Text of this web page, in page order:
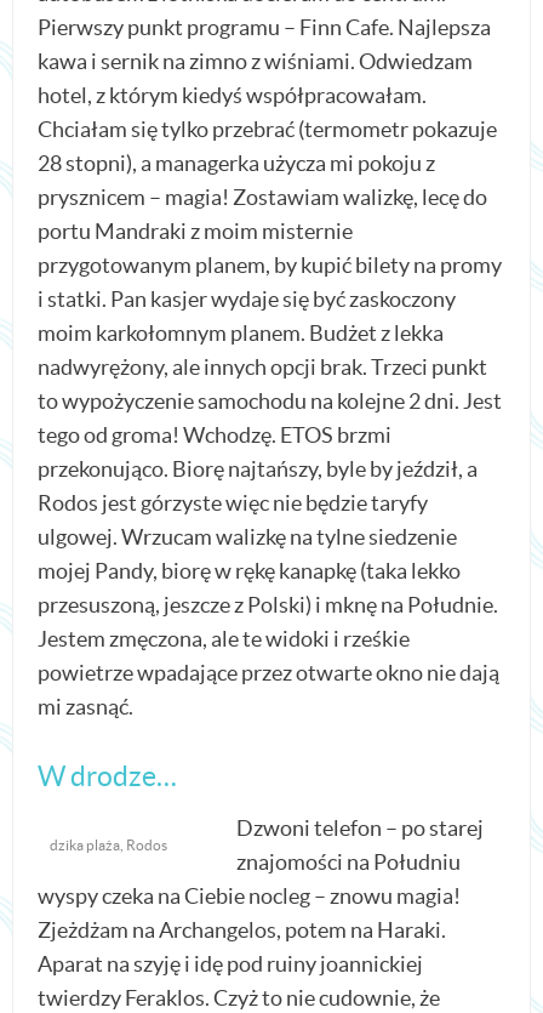
Pierwszy punkt programu – Finn Cafe. Najlepsza
kawa i sernik na zimno z wiśniami. Odwiedzam
hotel, z którym kiedyś współpracowałam.
Chciałam się tylko przebrać (termometr pokazuje
28 stopni), a managerka użycza mi pokoju z
prysznicem – magia! Zostawiam walizkę, lecę do
portu Mandraki z moim misternie
przygotowanym planem, by kupić bilety na promy
i statki. Pan kasjer wydaje się być zaskoczony
moim karkołomnym planem. Budżet z lekka
nadwyrężony, ale innych opcji brak. Trzeci punkt
to wypożyczenie samochodu na kolejne 2 dni. Jest
tego od groma! Wchodzę. ETOS brzmi
przekonująco. Biorę najtańszy, byle by jeździł, a
Rodos jest górzyste więc nie będzie taryfy
ulgowej. Wrzucam walizkę na tylne siedzenie
mojej Pandy, biorę w rękę kanapkę (taka lekko
przesuszoną, jeszcze z Polski) i mknę na Południe.
Jestem zmęczona, ale te widoki i rześkie
powietrze wpadające przez otwarte okno nie dają
mi zasnąć.
W drodze…
dzika plaża, Rodos
Dzwoni telefon – po starej
znajomości na Południu
wyspy czeka na Ciebie nocleg – znowu magia!
Zjeżdżam na Archangelos, potem na Haraki.
Aparat na szyję i idę pod ruiny joannickiej
twierdzy Feraklos. Czyż to nie cudownie, że